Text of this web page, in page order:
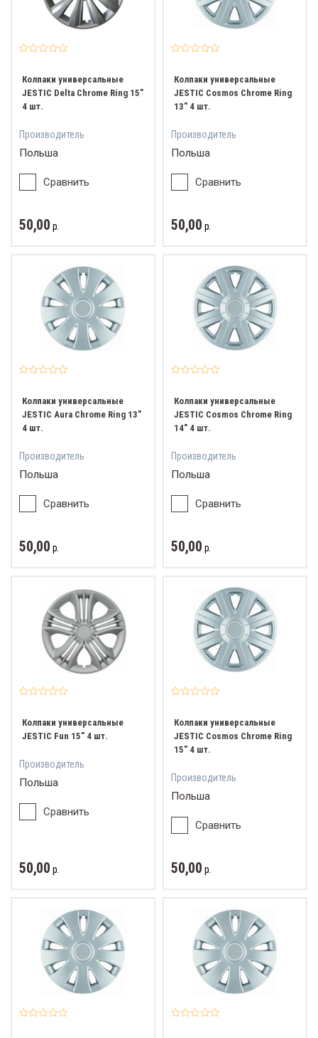
Колпаки универсальные
JESTIC Delta Chrome Ring 15"
4 шт.
Производитель
Польша
Сравнить
50,00 р.
Колпаки универсальные
JESTIC Cosmos Chrome Ring
13" 4 шт.
Производитель
Польша
Сравнить
50,00 р.
Колпаки универсальные
JESTIC Aura Chrome Ring 13"
4 шт.
Производитель
Польша
Сравнить
50,00 р.
Колпаки универсальные
JESTIC Cosmos Chrome Ring
14" 4 шт.
Производитель
Польша
Сравнить
50,00 р.
Колпаки универсальные
JESTIC Fun 15" 4 шт.
Производитель
Польша
Сравнить
50,00 р.
Колпаки универсальные
JESTIC Cosmos Chrome Ring
15" 4 шт.
Производитель
Польша
Сравнить
50,00 р.